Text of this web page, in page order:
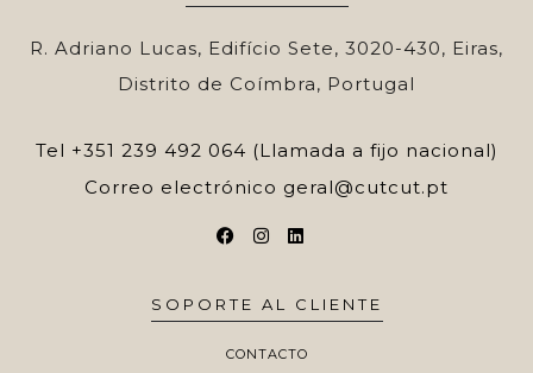
R. Adriano Lucas, Edifício Sete, 3020-430, Eiras,
Distrito de Coímbra, Portugal
Tel +351 239 492 064 (Llamada a fijo nacional)
Correo electrónico geral@cutcut.pt
SOPORTE AL CLIENTE
CONTACTO